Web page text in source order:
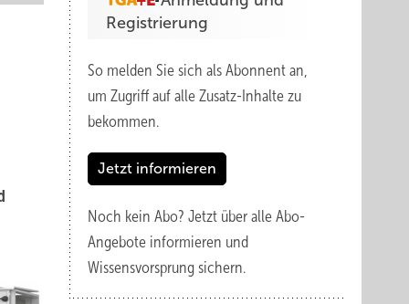
Registrierung
So melden Sie sich als Abonnent an,
um Zugriff auf alle Zusatz-Inhalte zu
bekommen.
Jetzt informieren
Noch kein Abo? Jetzt über alle Abo-
Angebote informieren und
Wissensvorsprung sichern.